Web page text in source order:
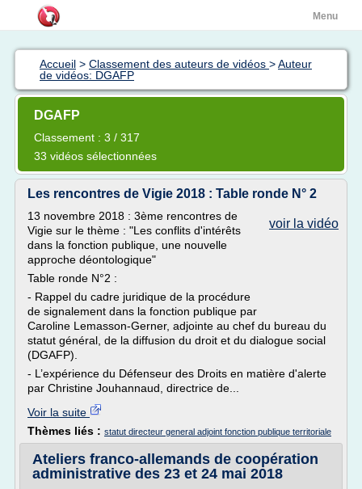
Menu
Accueil > Classement des auteurs de vidéos >Auteur
de vidéos: DGAFP
DGAFP
Classement : 3 / 317
33 vidéos sélectionnées
Les rencontres de Vigie 2018 : Table ronde N° 2
voir la vidéo
13 novembre 2018 : 3ème rencontres de
Vigie sur le thème : "Les conflits d'intérêts
dans la fonction publique, une nouvelle
approche déontologique"
Table ronde N°2 :
- Rappel du cadre juridique de la procédure
de signalement dans la fonction publique par
Caroline Lemasson-Gerner, adjointe au chef du bureau du
statut général, de la diffusion du droit et du dialogue social
(DGAFP).
- L’expérience du Défenseur des Droits en matière d'alerte
par Christine Jouhannaud, directrice de...
Voir la suite
Thèmes liés : statut directeur general adjoint fonction publique territoriale
Ateliers franco-allemands de coopération
administrative des 23 et 24 mai 2018